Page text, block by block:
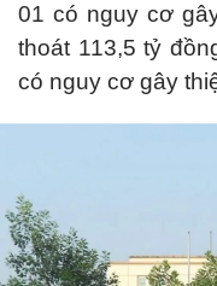
01 có nguy cơ
thoát 113,5 tỷ
có nguy cơ gây